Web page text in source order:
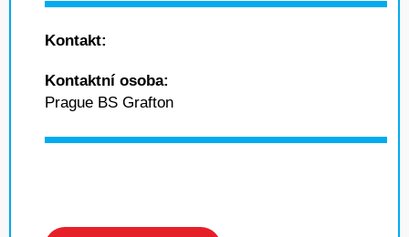
Kontakt:
Kontaktní osoba:
Prague BS Grafton